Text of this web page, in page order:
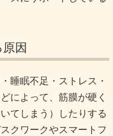
因
睡眠不足・ストレス・
によって、筋膜が硬く
てしまう）したりする
クワークやスマートフ